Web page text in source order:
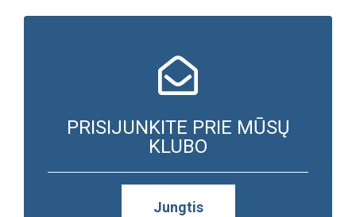
PRISIJUNKITE PRIE MŪSŲ
KLUBO
Jungtis